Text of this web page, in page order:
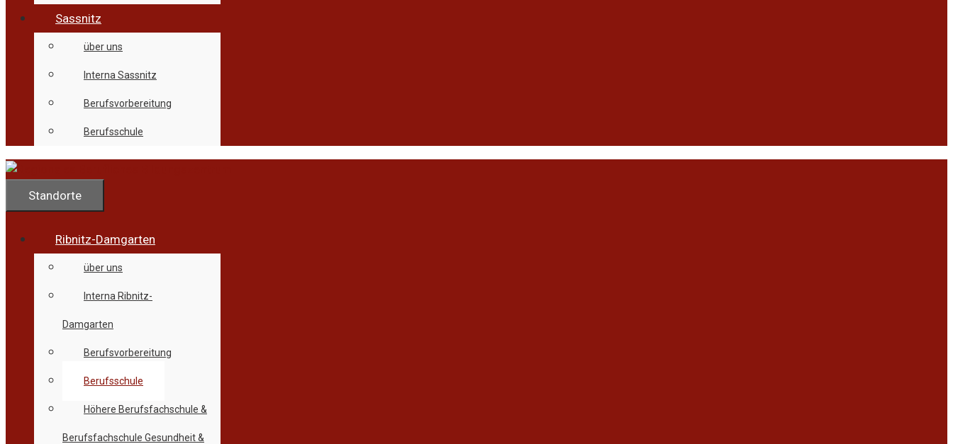
Sassnitz
über uns
Interna Sassnitz
Berufsvorbereitung
Berufsschule
Standorte
Ribnitz-Damgarten
über uns
Interna Ribnitz-
Damgarten
Berufsvorbereitung
Berufsschule
Höhere Berufsfachschule &
Berufsfachschule Gesundheit &